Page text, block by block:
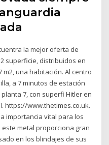
la mejor oferta de
superficie, distribuidos en
una habitación. Al centro
a 7 minutos de estación
7, con superfi Hitler en
https://www.thetimes.co.uk.
importancia vital para los
metal proporciona gran
en los blindajes de sus